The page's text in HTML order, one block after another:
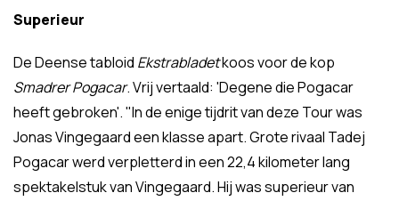
Superieur
De Deense tabloid Ekstrabladetkoos voor de kop
Smadrer Pogacar. Vrij vertaald: 'Degene die Pogacar
heeft gebroken'. "In de enige tijdrit van deze Tour was
Jonas Vingegaard een klasse apart. Grote rivaal Tadej
Pogacar werd verpletterd in een 22,4 kilometer lang
spektakelstuk van Vingegaard. Hij was superieur van